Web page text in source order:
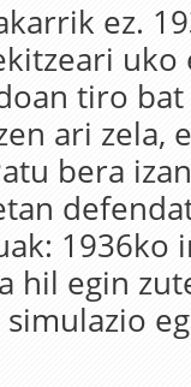
ez.
uko
tiro
ari zela,
bera
1936ko
hil egin